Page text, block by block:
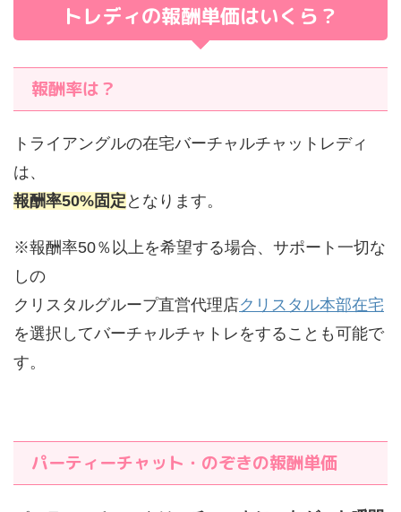
トレディの報酬単価はいくら？
報酬率は？
トライアングルの在宅バーチャルチャットレディ
は、
報酬率50%固定 となります。
※報酬率50％以上を希望する場合、サポート一切な
しの
クリスタルグループ直営代理店クリスタル本部在宅
を選択してバーチャルチャトレをすることも可能で
す。
パーティーチャット・のぞきの報酬単価